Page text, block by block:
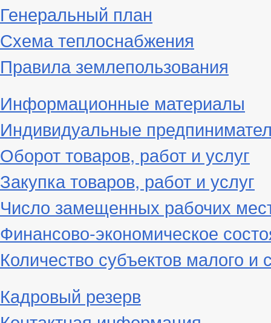
Генеральный план
Схема теплоснабжения
Правила землепользования
Информационные материалы
Индивидуальные
Оборот товаров, работ и услуг
Закупка товаров, работ и услуг
Число замещенных рабочих
Финансово-экономическое
Количество субъектов малого и
Кадровый резерв